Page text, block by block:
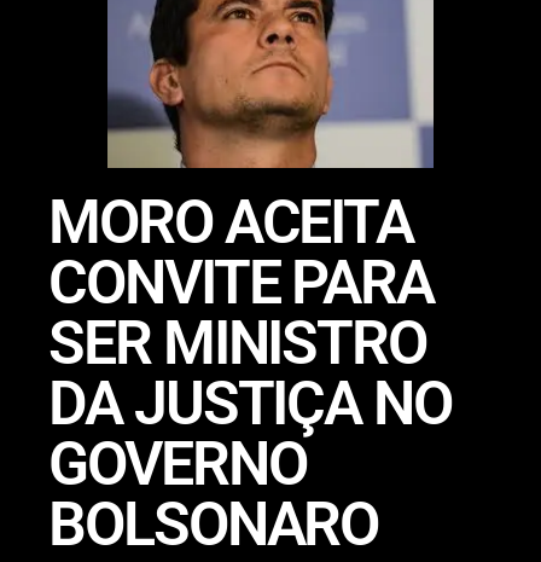
MORO ACEITA
CONVITE PARA
SER MINISTRO
DA JUSTIÇA NO
GOVERNO
BOLSONARO